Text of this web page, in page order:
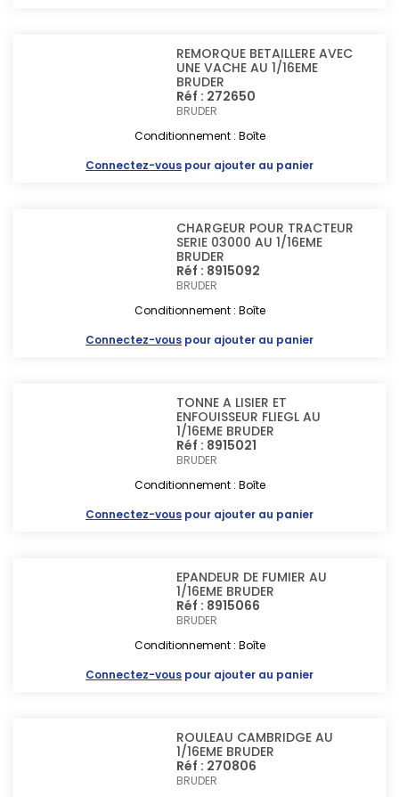
REMORQUE BETAILLERE AVEC
UNE VACHE AU 1/16EME
BRUDER
Réf : 272650
BRUDER
Conditionnement : Boîte
Connectez-vous pour ajouter au panier
CHARGEUR POUR TRACTEUR
SERIE 03000 AU 1/16EME
BRUDER
Réf : 8915092
BRUDER
Conditionnement : Boîte
Connectez-vous pour ajouter au panier
TONNE A LISIER ET
ENFOUISSEUR FLIEGL AU
1/16EME BRUDER
Réf : 8915021
BRUDER
Conditionnement : Boîte
Connectez-vous pour ajouter au panier
EPANDEUR DE FUMIER AU
1/16EME BRUDER
Réf : 8915066
BRUDER
Conditionnement : Boîte
Connectez-vous pour ajouter au panier
ROULEAU CAMBRIDGE AU
1/16EME BRUDER
Réf : 270806
BRUDER